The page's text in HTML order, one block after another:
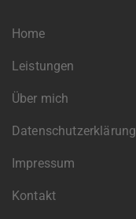
Home
Leistungen
Über mich
Datenschutzerklärung
Impressum
Kontakt